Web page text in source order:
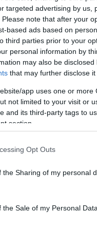
targeted advertising by us,
note that after your
based ads based on
third parties prior to your
personal information by
may also be
that may further disclose
app uses one or
not limited to your visit or
and its third-party tags to
section.
Opt Outs
Sharing of my personal
Sale of my Personal Data.
λέει, προσπαθεί να
έχει καμία σχέση
ΔΙΑΦΗΜΙΣΗ